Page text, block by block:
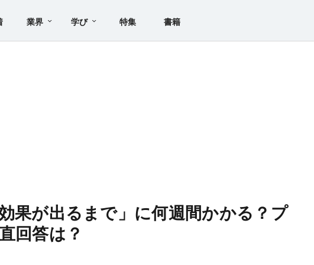
業界 学び 特集 書籍
果が出るまで」に何週間かかる？プ
回答は？